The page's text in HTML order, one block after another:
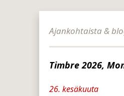
Ajankohtaista &
Timbre 2026,
26. kesäkuuta